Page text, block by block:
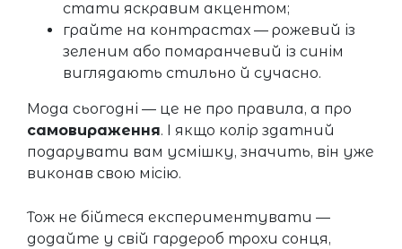
стати яскравим акцентом;
грайте на контрастах — рожевий із
зеленим або помаранчевий із синім
виглядають стильно й сучасно.
Мода сьогодні — це не про правила, а про
самовираження. І якщо колір здатний
подарувати вам усмішку, значить, він уже
виконав свою місію.
Тож не бійтеся експериментувати —
додайте у свій гардероб трохи сонця,